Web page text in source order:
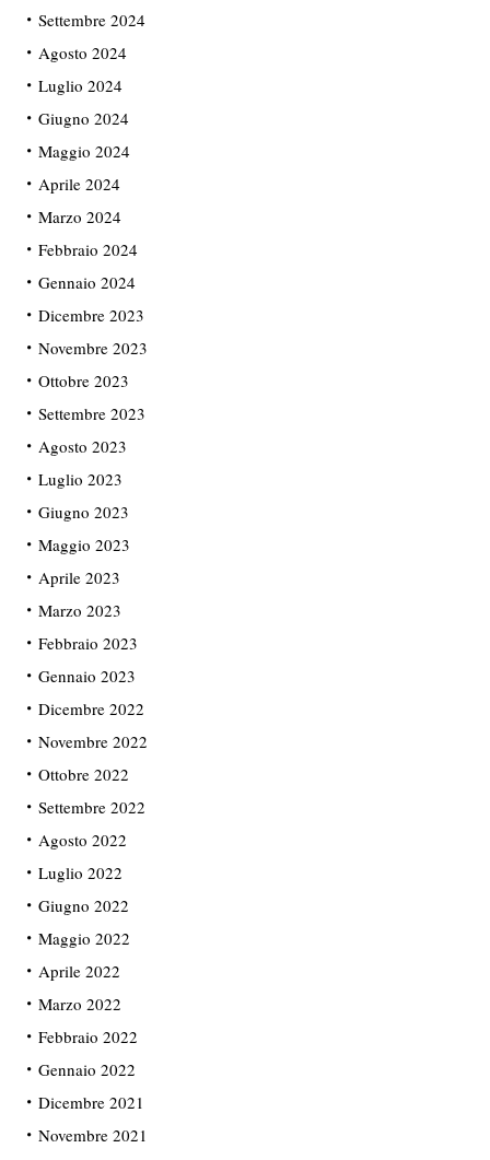
Settembre 2024
Agosto 2024
Luglio 2024
Giugno 2024
Maggio 2024
Aprile 2024
Marzo 2024
Febbraio 2024
Gennaio 2024
Dicembre 2023
Novembre 2023
Ottobre 2023
Settembre 2023
Agosto 2023
Luglio 2023
Giugno 2023
Maggio 2023
Aprile 2023
Marzo 2023
Febbraio 2023
Gennaio 2023
Dicembre 2022
Novembre 2022
Ottobre 2022
Settembre 2022
Agosto 2022
Luglio 2022
Giugno 2022
Maggio 2022
Aprile 2022
Marzo 2022
Febbraio 2022
Gennaio 2022
Dicembre 2021
Novembre 2021